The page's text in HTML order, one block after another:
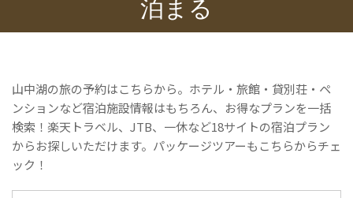
泊まる
山中湖の旅の予約はこちらから。ホテル・旅館・貸別荘・ペ
ンションなど宿泊施設情報はもちろん、お得なプランを一括
検索！楽天トラベル、JTB、一休など18サイトの宿泊プラン
からお探しいただけます。パッケージツアーもこちらからチェ
ック！